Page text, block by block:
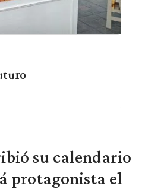
su calendario
protagonista el